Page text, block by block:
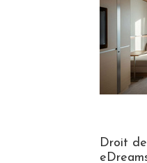
Droit